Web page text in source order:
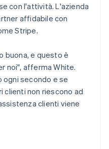
con l'attività. L'azienda
affidabile con
Stripe.
buona, e questo è
noi", afferma White.
ogni secondo e se
clienti non riescono ad
clienti viene